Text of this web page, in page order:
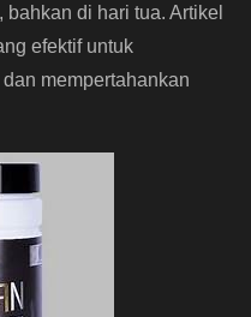
di hari tua. Artikel
efektif untuk
mempertahankan